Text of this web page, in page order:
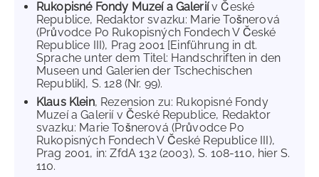
Rukopisné Fondy Muzeí a Galeriív České
Republice, Redaktor svazku: Marie Tošnerová
(Průvodce Po Rukopisných Fondech V České
Republice III), Prag 2001 [Einführung in dt.
Sprache unter dem Titel: Handschriften in den
Museen und Galerien der Tschechischen
Republik], S. 128 (Nr. 99).
Klaus Klein, Rezension zu: Rukopisné Fondy
Muzeí a Galerií v České Republice, Redaktor
svazku: Marie Tošnerová (Průvodce Po
Rukopisných Fondech V České Republice III),
Prag 2001, in: ZfdA 132 (2003), S. 108-110, hier S.
110.